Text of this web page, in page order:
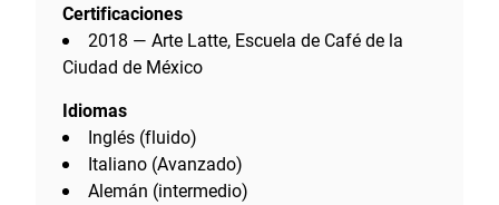
Certificaciones
2018 — Arte Latte, Escuela de Café de la
Ciudad de México
Idiomas
Inglés (fluido)
Italiano (Avanzado)
Alemán (intermedio)